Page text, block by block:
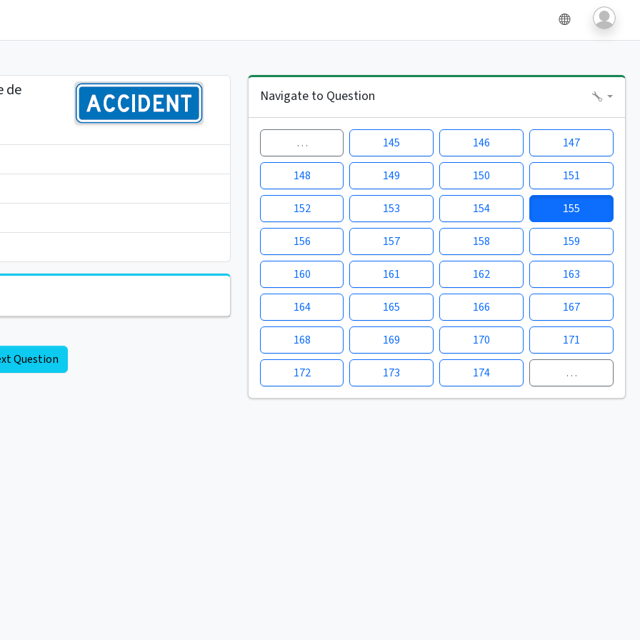
de
Question
Navigate to Question
… 145 146 147
148 149 150 151
152 153 154 155
156 157 158 159
160 161 162 163
164 165 166 167
168 169 170 171
172 173 174 …